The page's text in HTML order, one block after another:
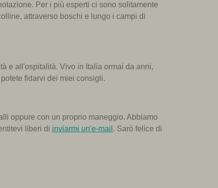
Per i più esperti ci sono solitamente
attraverso boschi e lungo i campi di
e all'ospitalità. Vivo in Italia ormai da anni,
fidarvi dei miei consigli.
oppure con un proprio maneggio. Abbiamo
liberi di inviarmi un'e-mail . Sarò felice di